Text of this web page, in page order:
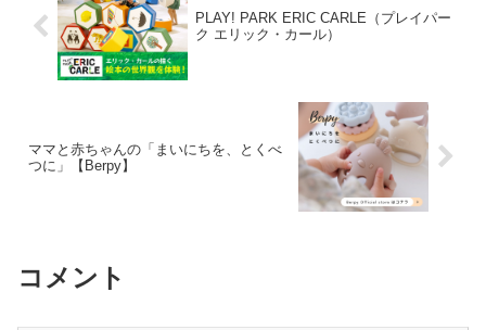
の総合ビル。お近くにお立ち寄りの際は
六本木店にもどうぞお越しください！も
致しますのでワインの急な御入用にも便
PLAY! PARK ERIC CARLE（プレイパー
ク エリック・カール）
ママと赤ちゃんの「まいにちを、とくべ
つに」【Berpy】
コメント